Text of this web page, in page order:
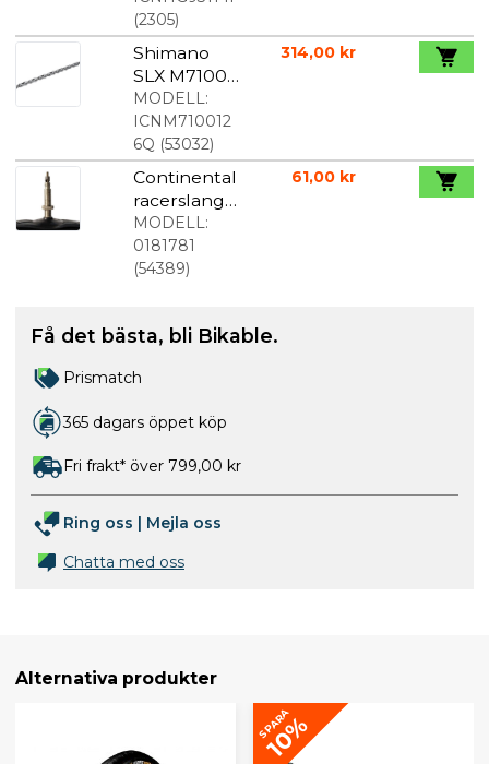
(2305)
Shimano
SLX M7100
12 speed
Kedja 126
länk
MODELL:
ICNM710012
6Q (53032)
314,00 kr
Continental
racerslang
700x18-25C
42 mm
MODELL:
0181781
(54389)
61,00 kr
Få det bästa, bli Bikable.
Prismatch
365 dagars öppet köp
Fri frakt* över 799,00 kr
Ring oss | Mejla oss
Chatta med oss
Alternativa produkter
SPARA
10%